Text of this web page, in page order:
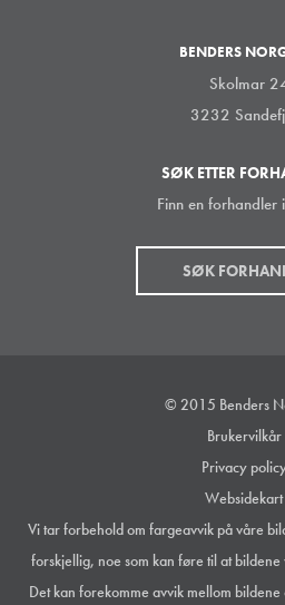
BENDERS
Skolmar
3232
SØK ETTER
Finn en forhandler
SØK
© 2015 Benders
Brukervilkår
Privacy
Websidekart
Vi tar forbehold om fargeavvik på våre
forskjellig, noe som kan føre til at
Det kan forekomme avvik mellom